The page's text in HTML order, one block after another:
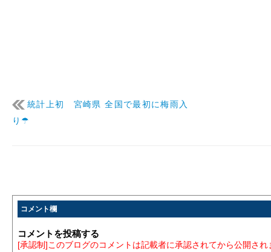
統計上初 宮崎県 全国で最初に梅雨入
り☂
コメント欄
コメントを投稿する
[承認制]このブログのコメントは記載者に承認されてから公開され